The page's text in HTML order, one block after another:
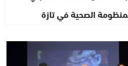
الصحية في تازة